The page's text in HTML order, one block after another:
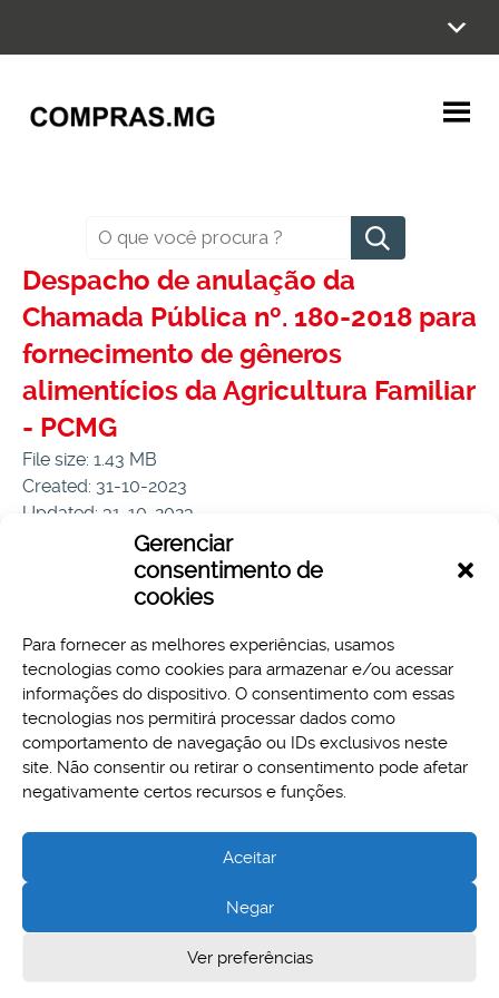
Gerenciar
consentimento de
cookies
Para fornecer as melhores experiências, usamos
tecnologias como cookies para armazenar e/ou acessar
informações do dispositivo. O consentimento com essas
tecnologias nos permitirá processar dados como
comportamento de navegação ou IDs exclusivos neste
site. Não consentir ou retirar o consentimento pode afetar
negativamente certos recursos e funções.
Aceitar
Negar
Ver preferências
Pesquisar
Despacho de anulação da
Chamada Pública nº. 180-2018 para
fornecimento de gêneros
alimentícios da Agricultura Familiar
- PCMG
File size: 1.43 MB
Created: 31-10-2023
Updated: 31-10-2023
Download Preview
Aspectos legais e responsabilidades
Política de Privacidade
Cidade Administrativa - Rodovia Papa João Paulo II, 3777 -
Serra Verde, Belo Horizonte, MG - CEP 31630-903